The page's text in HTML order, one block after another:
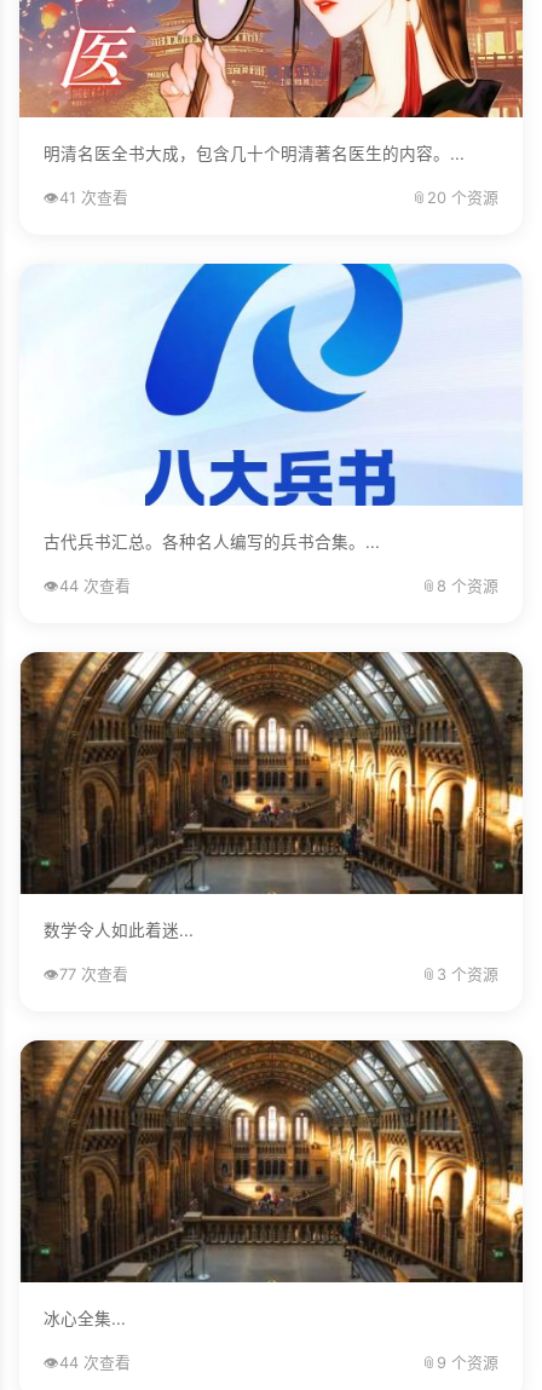
明清名医全书大成，包含几十个明清著名医生的内容。...
👁️41 次查看 📎 20 个资源
古代兵书汇总。各种名人编写的兵书合集。...
👁️44 次查看 📎 8 个资源
数学令人如此着迷...
👁️77 次查看 📎 3 个资源
冰心全集...
👁️44 次查看 📎 9 个资源